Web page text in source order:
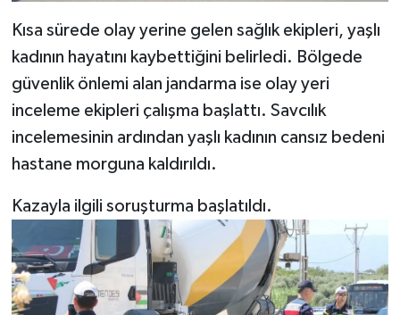
Kısa sürede olay yerine gelen sağlık ekipleri, yaşlı
kadının hayatını kaybettiğini belirledi. Bölgede
güvenlik önlemi alan jandarma ise olay yeri
inceleme ekipleri çalışma başlattı. Savcılık
incelemesinin ardından yaşlı kadının cansız bedeni
hastane morguna kaldırıldı.
Kazayla ilgili soruşturma başlatıldı.